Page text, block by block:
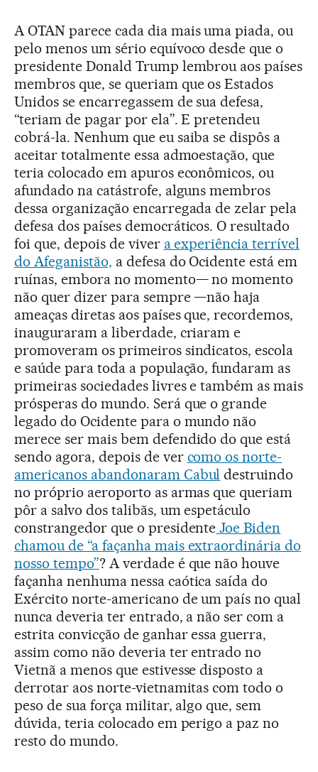
A OTAN parece cada dia mais uma piada, ou
pelo menos um sério equívoco desde que o
presidente Donald Trump lembrou aos países
membros que, se queriam que os Estados
Unidos se encarregassem de sua defesa,
“teriam de pagar por ela”. E pretendeu
cobrá-la. Nenhum que eu saiba se dispôs a
aceitar totalmente essa admoestação, que
teria colocado em apuros econômicos, ou
afundado na catástrofe, alguns membros
dessa organização encarregada de zelar pela
defesa dos países democráticos. O resultado
foi que, depois de viver a experiência terrível
do Afeganistão, a defesa do Ocidente está em
ruínas, embora no momento— no momento
não quer dizer para sempre —não haja
ameaças diretas aos países que, recordemos,
inauguraram a liberdade, criaram e
promoveram os primeiros sindicatos, escola
e saúde para toda a população, fundaram as
primeiras sociedades livres e também as mais
prósperas do mundo. Será que o grande
legado do Ocidente para o mundo não
merece ser mais bem defendido do que está
sendo agora, depois de ver como os norte-
americanos abandonaram Cabul destruindo
no próprio aeroporto as armas que queriam
pôr a salvo dos talibãs, um espetáculo
constrangedor que o presidente Joe Biden
chamou de “a façanha mais extraordinária do
nosso tempo”? A verdade é que não houve
façanha nenhuma nessa caótica saída do
Exército norte-americano de um país no qual
nunca deveria ter entrado, a não ser com a
estrita convicção de ganhar essa guerra,
assim como não deveria ter entrado no
Vietnã a menos que estivesse disposto a
derrotar aos norte-vietnamitas com todo o
peso de sua força militar, algo que, sem
dúvida, teria colocado em perigo a paz no
resto do mundo.